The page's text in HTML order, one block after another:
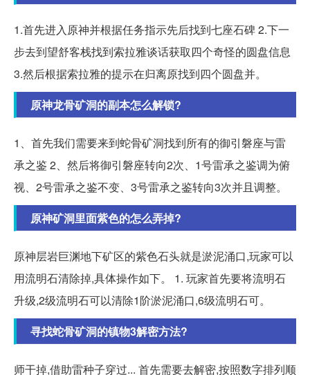
1.首先进入原神并根据任务指示先后找到七座石碑 2.下一
步去到望舒客栈找到索拉雅谈话获取四个奇怪的圆盘信息
3.然后根据索拉雅的提示在归离原找到四个圆盘并。
原神龙骨矿洞的副本怎么解锁?
1、首先我们需要来到蛇骨矿洞找到所有的御引磐座与雷
承之鉴 2、然后将御引磐座转向2次、1号雷承之鉴调为俯
视、2号雷承之鉴不变、3号雷承之鉴转向3次并且调整。
原神矿洞里面紫色的怎么弄掉?
原神层岩巨渊地下矿区的紫色石头就是淤泥涌口,玩家可以
用流明石清除掉,具体操作如下。 1. 玩家首先要将流明石
升级,2级流明石可以清除1阶淤泥涌口,6级流明石可。
寻找蛇骨矿洞的镇物3解密方法?
师干掉,借助雷种子穿过... 首先需要去解密,按照数字排列顺